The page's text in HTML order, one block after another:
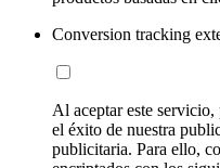
Conversion tracking
Al aceptar este
el éxito de nuestra
publicitaria. Para ello,